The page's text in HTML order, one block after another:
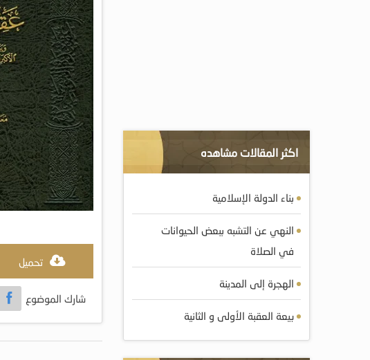
تحميل
شارك الموضوع
اكثر المقالات مشاهده
بناء الدولة الإسلامية
النهي عن التشبه ببعض الحيوانات
في الصلاة
الهجرة إلى المدينة
بيعة العقبة الأولى و الثانية